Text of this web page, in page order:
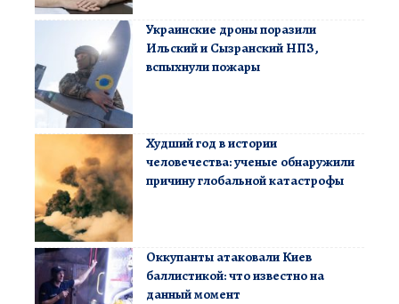
Украинские дроны поразили
Ильский и Сызранский НПЗ,
вспыхнули пожары
Худший год в истории
человечества: ученые обнаружили
причину глобальной катастрофы
Оккупанты атаковали Киев
баллистикой: что известно на
данный момент